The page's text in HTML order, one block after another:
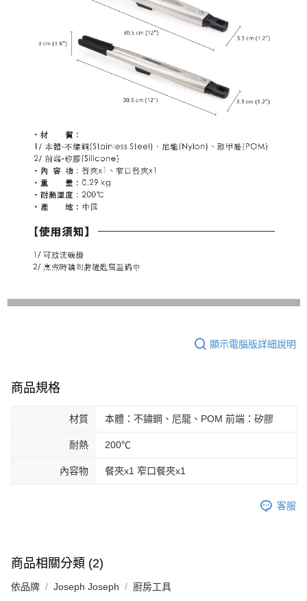
顯示電腦版詳細說明
商品規格
材質 本體：不鏽鋼、尼龍、POM 前端：矽膠
耐熱 200℃
內容物 餐夾x1 窄口餐夾x1
客服
商品相關分類 (2)
依品牌 Joseph Joseph 廚房工具